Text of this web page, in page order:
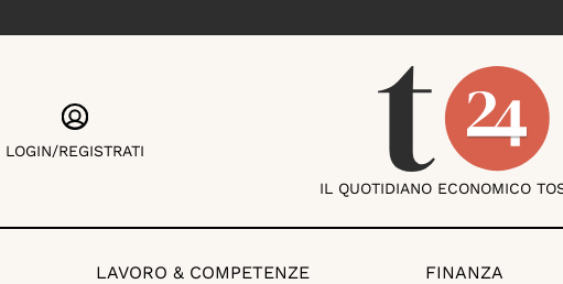
LOGIN/REGISTRATI
IL QUOTIDIANO ECONOMICO
LAVORO & COMPETENZE FINANZA